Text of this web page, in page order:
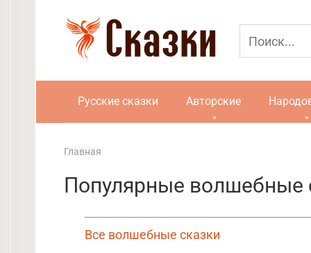
Русские сказки Авторские
Главная
Популярные волшебные
Все волшебные сказки